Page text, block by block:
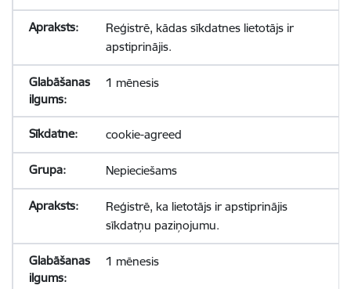
Reģistrē, kādas sīkdatnes lietotājs ir
apstiprinājis.
1 mēnesis
cookie-agreed
Nepieciešams
Reģistrē, ka lietotājs ir apstiprinājis
sīkdatņu paziņojumu.
1 mēnesis